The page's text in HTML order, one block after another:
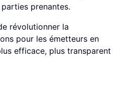
prenantes.
révolutionner la
pour les émetteurs en
efficace, plus transparent